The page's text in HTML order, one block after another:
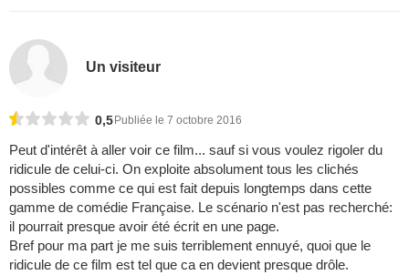
Un visiteur
0,5 Publiée le 7 octobre 2016
Peut d'intérêt à aller voir ce film... sauf si vous voulez rigoler du
ridicule de celui-ci. On exploite absolument tous les clichés
possibles comme ce qui est fait depuis longtemps dans cette
gamme de comédie Française. Le scénario n'est pas recherché:
il pourrait presque avoir été écrit en une page.
Bref pour ma part je me suis terriblement ennuyé, quoi que le
ridicule de ce film est tel que ca en devient presque drôle.